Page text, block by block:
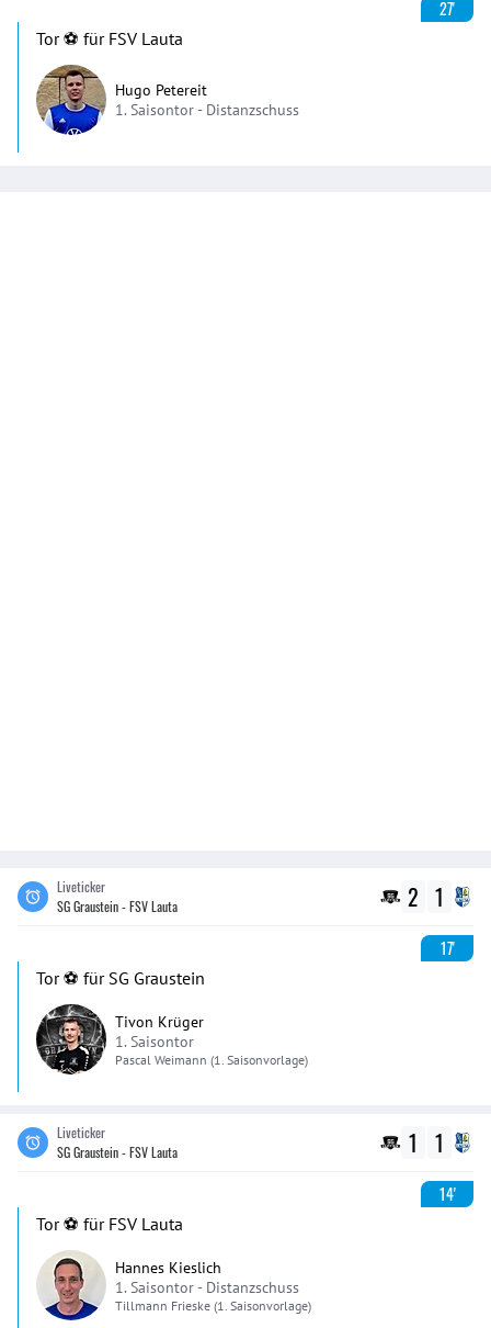
27'
Tor ⚽️ für FSV Lauta
Hugo Petereit
1. Saisontor - Distanzschuss
Liveticker
SG Graustein - FSV Lauta
2 1
17'
Tor ⚽️ für SG Graustein
Tivon Krüger
1. Saisontor
Pascal Weimann (1. Saisonvorlage)
Liveticker
SG Graustein - FSV Lauta
1 1
14'
Tor ⚽️ für FSV Lauta
Hannes Kieslich
1. Saisontor - Distanzschuss
Tillmann Frieske (1. Saisonvorlage)